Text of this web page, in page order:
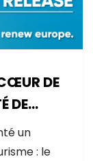
DE
DE
un
: le